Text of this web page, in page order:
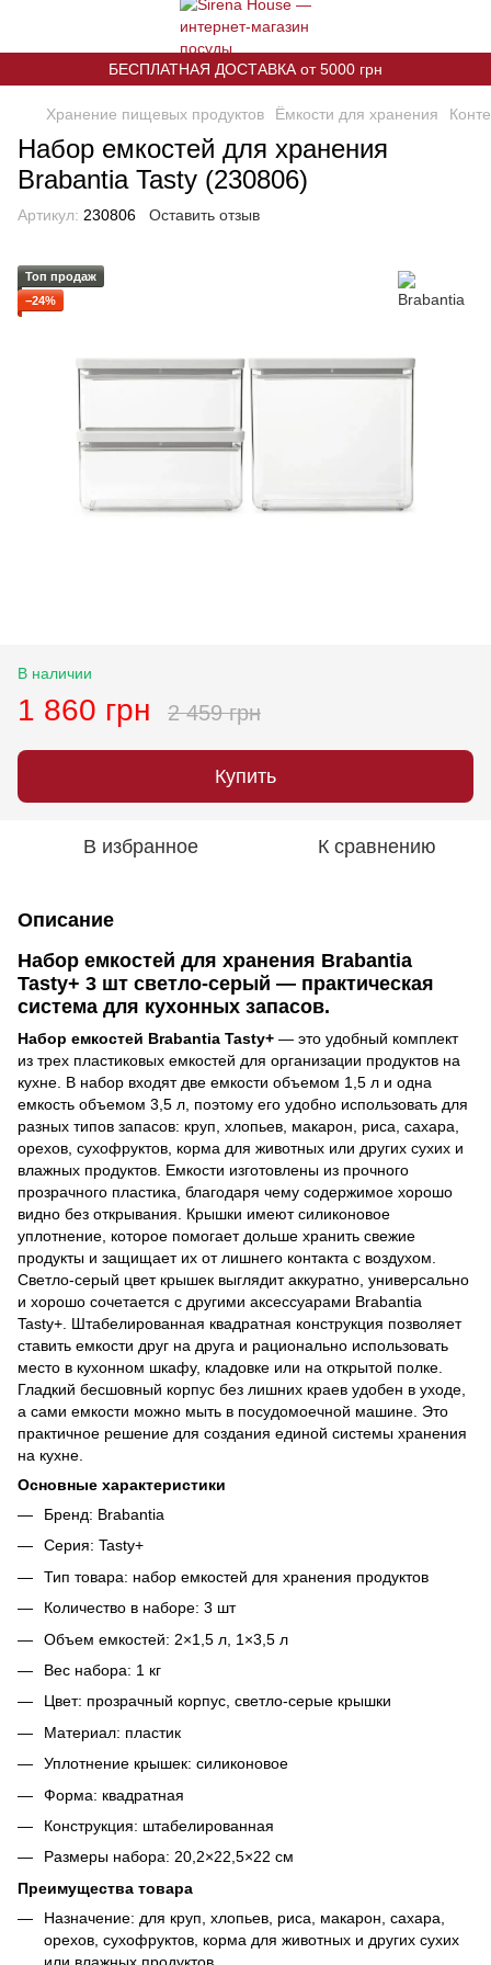
БЕСПЛАТНАЯ ДОСТАВКА от 5000 грн
Хранение пищевых продуктов Ёмкости для хранения
Набор емкостей для хранения
Brabantia Tasty (230806)
Артикул: 230806 Оставить отзыв
Топ продаж
−24%
В наличии
1 860 грн 2 459 грн
Купить
В избранное К сравнению
Описание
Набор емкостей для хранения Brabantia
Tasty+ 3 шт светло-серый — практическая
система для кухонных запасов.
Набор емкостей Brabantia Tasty+ — это удобный комплект
из трех пластиковых емкостей для организации продуктов на
кухне. В набор входят две емкости объемом 1,5 л и одна
емкость объемом 3,5 л, поэтому его удобно использовать для
разных типов запасов: круп, хлопьев, макарон, риса, сахара,
орехов, сухофруктов, корма для животных или других сухих и
влажных продуктов. Емкости изготовлены из прочного
прозрачного пластика, благодаря чему содержимое хорошо
видно без открывания. Крышки имеют силиконовое
уплотнение, которое помогает дольше хранить свежие
продукты и защищает их от лишнего контакта с воздухом.
Светло-серый цвет крышек выглядит аккуратно, универсально
и хорошо сочетается с другими аксессуарами Brabantia
Tasty+. Штабелированная квадратная конструкция позволяет
ставить емкости друг на друга и рационально использовать
место в кухонном шкафу, кладовке или на открытой полке.
Гладкий бесшовный корпус без лишних краев удобен в уходе,
а сами емкости можно мыть в посудомоечной машине. Это
практичное решение для создания единой системы хранения
на кухне.
Основные характеристики
Бренд: Brabantia
Серия: Tasty+
Тип товара: набор емкостей для хранения продуктов
Количество в наборе: 3 шт
Объем емкостей: 2×1,5 л, 1×3,5 л
Вес набора: 1 кг
Цвет: прозрачный корпус, светло-серые крышки
Материал: пластик
Уплотнение крышек: силиконовое
Форма: квадратная
Конструкция: штабелированная
Размеры набора: 20,2×22,5×22 см
Преимущества товара
Назначение: для круп, хлопьев, риса, макарон, сахара,
орехов, сухофруктов, корма для животных и других сухих
или влажных продуктов